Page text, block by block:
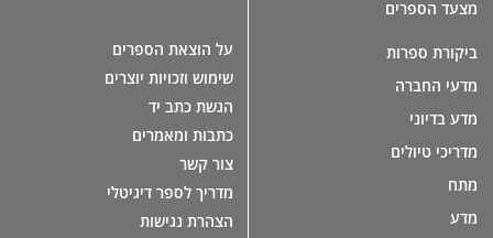
מצעד הספרים
ביקורת ספרות
מדעי החברה
מדע בדיוני
מדריכי טיולים
מתח
מדע
על הוצאת הספרים
שימוש וזכויות יוצרים
הגשת כתב יד
כתבות ומאמרים
צור קשר
מדריך לספר דיגיטלי
הצהרת נגישות